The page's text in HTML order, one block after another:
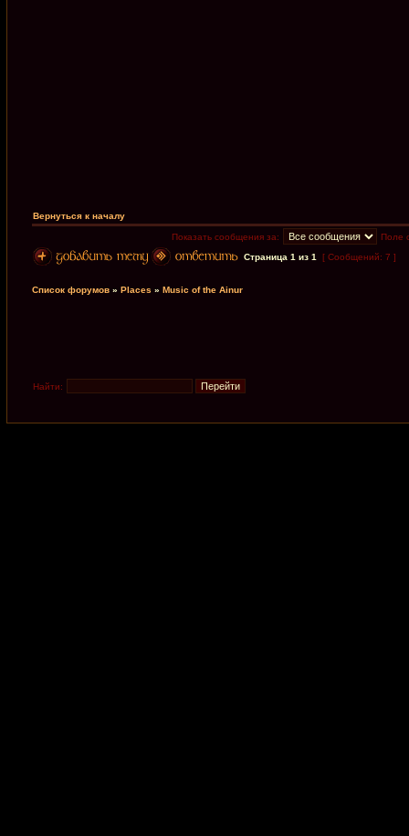
Вернуться к началу
Показать сообщения за:
Поле
Страница 1 из 1 [ Сообщений: 7 ]
Список форумов » Places » Music of the Ainur
Найти: